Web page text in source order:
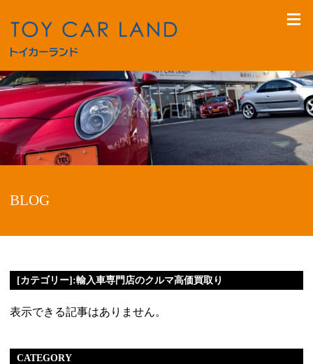
BLOG
[カテゴリー]:輸入車専門店のクルマ高価買取り
表示できる記事はありません。
CATEGORY